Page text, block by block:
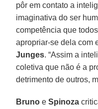
pôr em contato a
imaginativa do ser
competência que
apropriar-se dela com
Junges. “Assim a
coletiva que não é a
detrimento de outros,
Bruno eSpinoza